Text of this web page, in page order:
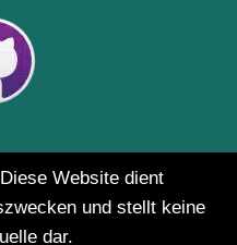
Website dient
und stellt keine
dar.